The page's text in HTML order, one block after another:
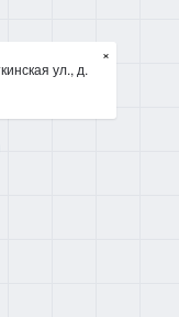
ул., д.
×